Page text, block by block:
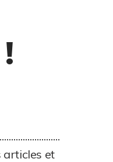
articles et